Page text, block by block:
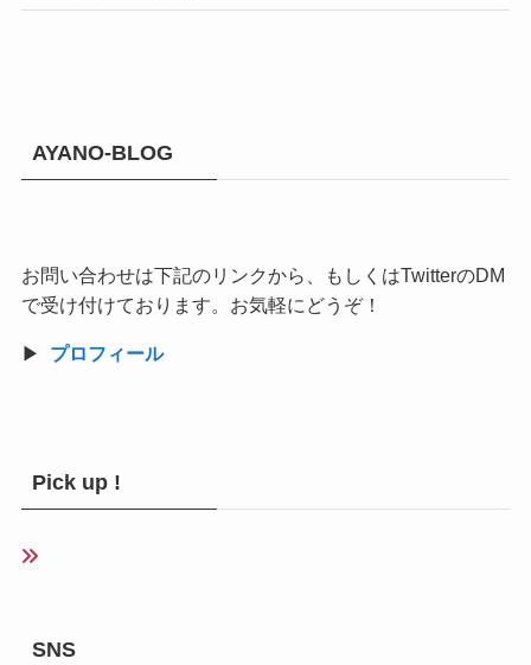
AYANO-BLOG
お問い合わせは下記のリンクから、もしくはTwitterのDM
で受け付けております。お気軽にどうぞ！
▶︎ プロフィール
Pick up !
SNS